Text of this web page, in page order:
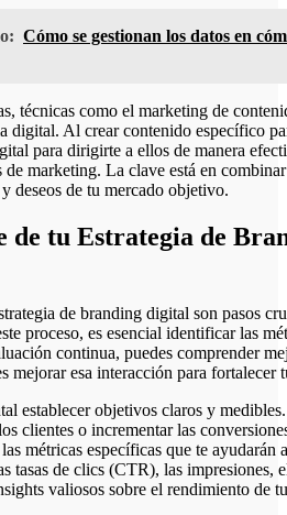
Cómo se gestionan los datos en
técnicas como el marketing de
digital. Al crear contenido específico
para dirigirte a ellos de manera
de marketing. La clave está en
deseos de tu mercado objetivo.
de tu Estrategia de
de branding digital son pasos
proceso, es esencial identificar las
continua, puedes comprender
mejorar esa interacción para fortalecer
establecer objetivos claros y
clientes o incrementar las
métricas específicas que te ayudarán
tasas de clics (CTR), las impresiones,
valiosos sobre el rendimiento de